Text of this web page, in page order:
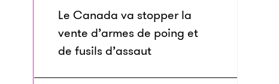
Le Canada va stopper la
vente d’armes de poing et
de fusils d’assaut